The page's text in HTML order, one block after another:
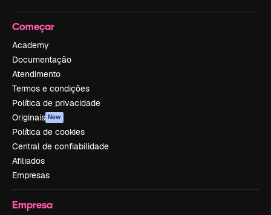
Começar
Academy
Documentação
Atendimento
Termos e condições
Política de privacidade
Originais New
Política de cookies
Central de confiabilidade
Afiliados
Empresas
Empresa